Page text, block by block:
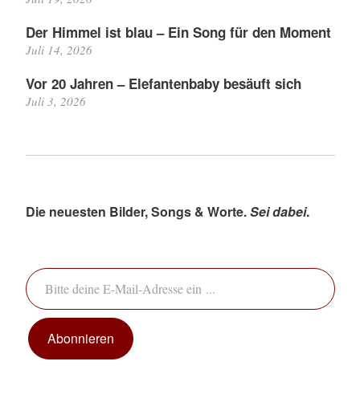
Der Himmel ist blau – Ein Song für den Moment
Juli 14, 2026
Vor 20 Jahren – Elefantenbaby besäuft sich
Juli 3, 2026
Die neuesten Bilder, Songs & Worte.Sei dabei.
Bitte deine E-Mail-Adresse ein ...
Abonnieren